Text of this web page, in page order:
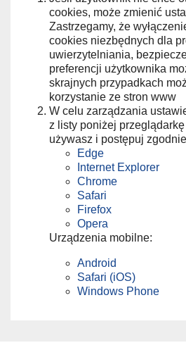
cookies, może zmienić
Zastrzegamy, że
cookies niezbędnych dla
uwierzytelniania,
preferencji użytkownika
skrajnych przypadkach
korzystanie ze stron www
W celu zarządzania
z listy poniżej
używasz i postępuj
Edge
Internet Explorer
Chrome
Safari
Firefox
Opera
Urządzenia mobilne:
Android
Safari (iOS)
Windows Phone